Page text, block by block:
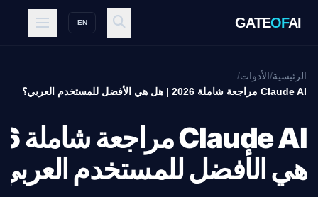
GATEOFAI
EN
الرئيسية/ الأدوات/
Claude AI مراجعة شاملة 2026 | هل هي الأفضل للمستخدم العربي؟
هي الأفضل للمستخدم